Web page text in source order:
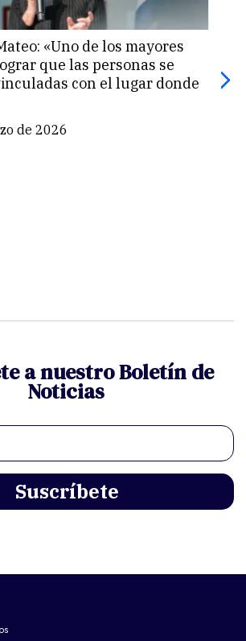
«Uno de los mayores
que las personas se
con el lugar donde
de 2026
a nuestro Boletín de
Noticias